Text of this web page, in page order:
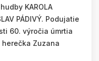
KAROLA
PÁDIVÝ. Podujatie
60. výročia úmrtia
Zuzana